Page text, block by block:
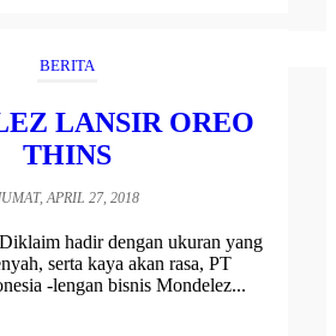
BERITA
LANSIR OREO
THINS
APRIL 27, 2018
hadir dengan ukuran yang
serta kaya akan rasa, PT
-lengan bisnis Mondelez...